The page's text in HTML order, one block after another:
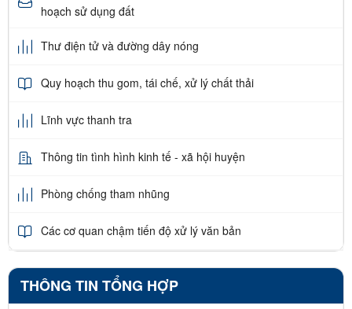
hoạch sử dụng đất
Thư điện tử và đường dây nóng
Quy hoạch thu gom, tái chế, xử lý chất thải
Lĩnh vực thanh tra
Thông tin tình hình kinh tế - xã hội huyện
Phòng chống tham nhũng
Các cơ quan chậm tiến độ xử lý văn bản
THÔNG TIN TỔNG HỢP